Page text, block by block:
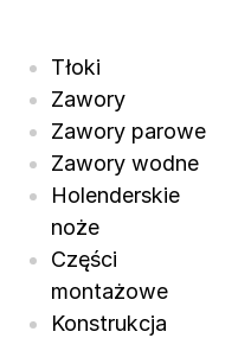
Tłoki
Zawory
Zawory parowe
Zawory wodne
Holenderskie
noże
Części
montażowe
Konstrukcja